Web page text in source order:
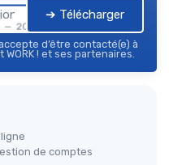
— 2026
➔ Télécharger
d’être contacté(e) à
! et ses partenaires.
de comptes